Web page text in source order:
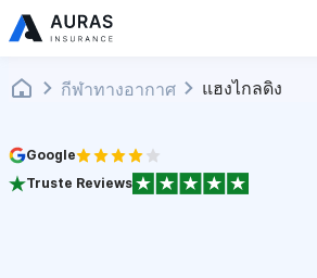
กีฬาทางอากาศ แฮงไกลดิง
Google
Truste Reviews